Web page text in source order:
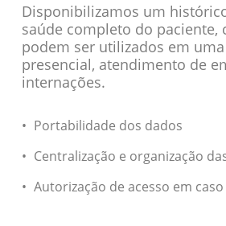
Disponibilizamos um
saúde completo do paciente,
podem ser utilizados em
presencial, atendimento de
internações.
Portabilidade dos dados
Centralização e organização
Autorização de acesso em